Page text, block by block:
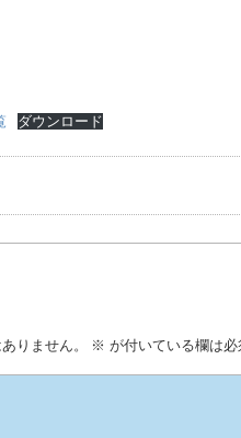
ダウンロード
りません。 ※ が付いている欄は必